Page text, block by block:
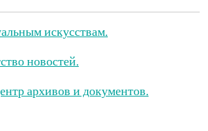
искусствам.
новостей.
архивов и документов.